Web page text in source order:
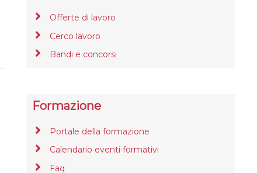
Offerte di lavoro
Cerco lavoro
Bandi e concorsi
Formazione
Portale della formazione
Calendario eventi formativi
Faq